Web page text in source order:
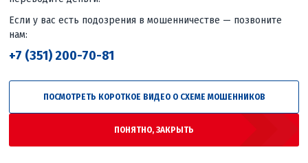
примёрзнет к раме в -30 °C
в задней части подвески
- переработан ряд рычагов, что дало прирост
управляемости базовой модели.
Если у вас есть подозрения в мошенничестве — позвоните
нам:
+7 (351) 200-70-81
ПОСМОТРЕТЬ КОРОТКОЕ ВИДЕО О СХЕМЕ МОШЕННИКОВ
ПОНЯТНО, ЗАКРЫТЬ